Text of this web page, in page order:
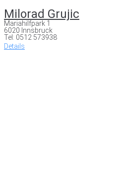
Milorad Grujic
Mariahilfpark 1
6020 Innsbruck
Tel: 0512 573938
Details